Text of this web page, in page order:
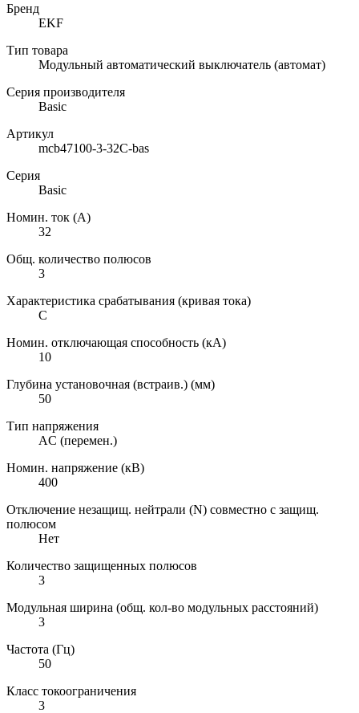
Бренд
EKF
Тип товара
Модульный автоматический выключатель (автомат)
Серия производителя
Basic
Артикул
mcb47100-3-32C-bas
Серия
Basic
Номин. ток (А)
32
Общ. количество полюсов
3
Характеристика срабатывания (кривая тока)
C
Номин. отключающая способность (кА)
10
Глубина установочная (встраив.) (мм)
50
Тип напряжения
AC (перемен.)
Номин. напряжение (кВ)
400
Отключение незащищ. нейтрали (N) совместно с защищ.
полюсом
Нет
Количество защищенных полюсов
3
Модульная ширина (общ. кол-во модульных расстояний)
3
Частота (Гц)
50
Класс токоограничения
3